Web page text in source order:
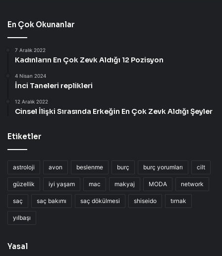
En Çok Okunanlar
7 Aralık 2022
Kadınların En Çok Zevk Aldığı 12 Pozisyon
4 Nisan 2024
İnci Taneleri replikleri
12 Aralık 2022
Cinsel İlişki Sırasında Erkeğin En Çok Zevk Aldığı Şeyler
Etiketler
astroloji avon beslenme burç burç yorumları cilt
güzellik iyi yaşam mac makyaj MODA network
saç saç bakımı saç dökülmesi shiseido tırnak
yılbaşı
Yasal